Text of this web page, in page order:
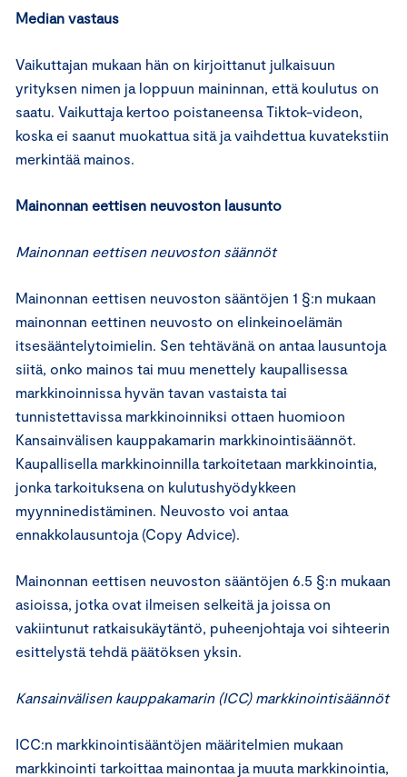
Median vastaus
Vaikuttajan mukaan hän on kirjoittanut julkaisuun
yrityksen nimen ja loppuun maininnan, että koulutus on
saatu. Vaikuttaja kertoo poistaneensa Tiktok-videon,
koska ei saanut muokattua sitä ja vaihdettua kuvatekstiin
merkintää mainos.
Mainonnan eettisen neuvoston lausunto
Mainonnan eettisen neuvoston säännöt
Mainonnan eettisen neuvoston sääntöjen 1 §:n mukaan
mainonnan eettinen neuvosto on elinkeinoelämän
itsesääntelytoimielin. Sen tehtävänä on antaa lausuntoja
siitä, onko mainos tai muu menettely kaupallisessa
markkinoinnissa hyvän tavan vastaista tai
tunnistettavissa markkinoinniksi ottaen huomioon
Kansainvälisen kauppakamarin markkinointisäännöt.
Kaupallisella markkinoinnilla tarkoitetaan markkinointia,
jonka tarkoituksena on kulutushyödykkeen
myynninedistäminen. Neuvosto voi antaa
ennakkolausuntoja (Copy Advice).
Mainonnan eettisen neuvoston sääntöjen 6.5 §:n mukaan
asioissa, jotka ovat ilmeisen selkeitä ja joissa on
vakiintunut ratkaisukäytäntö, puheenjohtaja voi sihteerin
esittelystä tehdä päätöksen yksin.
Kansainvälisen kauppakamarin (ICC) markkinointisäännöt
ICC:n markkinointisääntöjen määritelmien mukaan
markkinointi tarkoittaa mainontaa ja muuta markkinointia,